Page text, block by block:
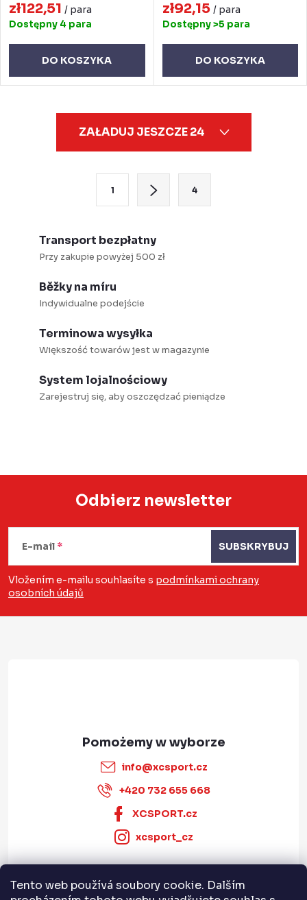
Tento web používá soubory cookie. Dalším
zł122,51 / para
Dostępny 4 para
DO KOSZYKA
zł92,15 / para
Dostępny>5 para
DO KOSZYKA
ZAŁADUJ JESZCZE 24
1 4
Transport bezpłatny
Przy zakupie powyżej 500 zł
Běžky na míru
Indywidualne podejście
Terminowa wysyłka
Większość towarów jest w magazynie
System lojalnościowy
Zarejestruj się, aby oszczędzać pieniądze
S
o
p
Odbierz newsletter
E-mail
Vložením e-mailu souhlasíte s podmínkami ochrany
osobních údajů
SUBSKRYBUJ
info@xcsport.cz
+420 732 655 668
XCSPORT.cz
xcsport_cz